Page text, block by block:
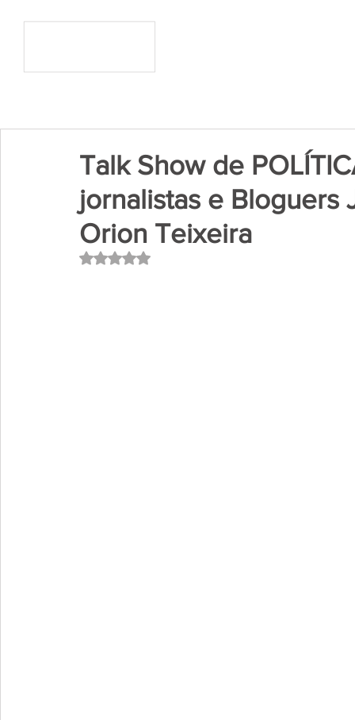
Talk Show de
jornalistas e Bloguers
Orion Teixeira
Avaliado com NaN de 5 estrelas.